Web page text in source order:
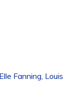
Fanning, Louis